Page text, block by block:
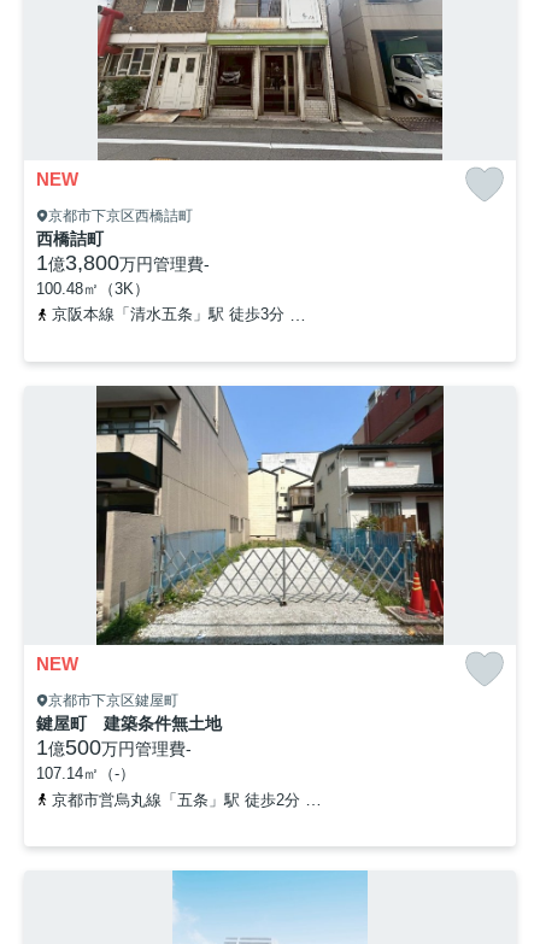
NEW
京都市下京区西橋詰町
西橋詰町
1億3,800万円管理費-
100.48㎡（3K）
京阪本線「清水五条」駅 徒歩3分
NEW
京都市下京区鍵屋町
鍵屋町 建築条件無土地
1億500万円管理費-
107.14㎡（-）
京都市営烏丸線「五条」駅 徒歩2分